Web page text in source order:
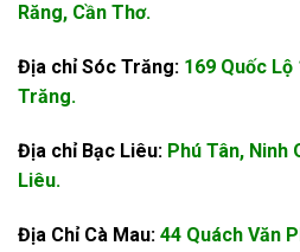
Răng, Cần Thơ.
Địa chỉ Sóc Trăng: 169 Quốc
Trăng.
Địa chỉ Bạc Liêu: Phú Tân, Ninh
Liêu.
Địa Chỉ Cà Mau: 44 Quách Văn